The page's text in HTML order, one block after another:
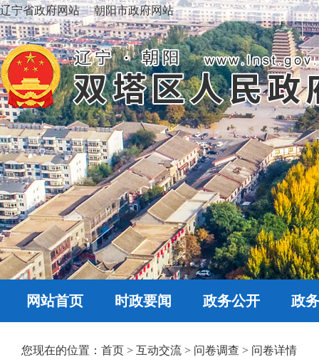
辽宁省政府网站 朝阳市政府网站
网站首页 时政要闻 政务公开 政
您现在的位置： 首页 > 互动交流 > 问卷调查 > 问卷详情